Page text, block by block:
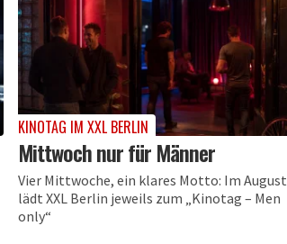
KINOTAG IM XXL BERLIN
Mittwoch nur für Männer
Vier Mittwoche, ein klares Motto: Im August
lädt XXL Berlin jeweils zum „Kinotag – Men
only“